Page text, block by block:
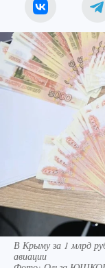
В Крыму за 1 млрд
авиации